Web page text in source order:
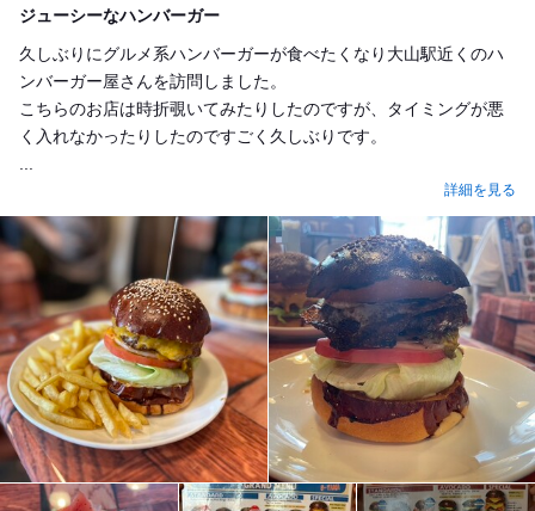
ジューシーなハンバーガー
久しぶりにグルメ系ハンバーガーが食べたくなり大山駅近くのハ
ンバーガー屋さんを訪問しました。
こちらのお店は時折覗いてみたりしたのですが、タイミングが悪
く入れなかったりしたのですごく久しぶりです。
詳細を見る